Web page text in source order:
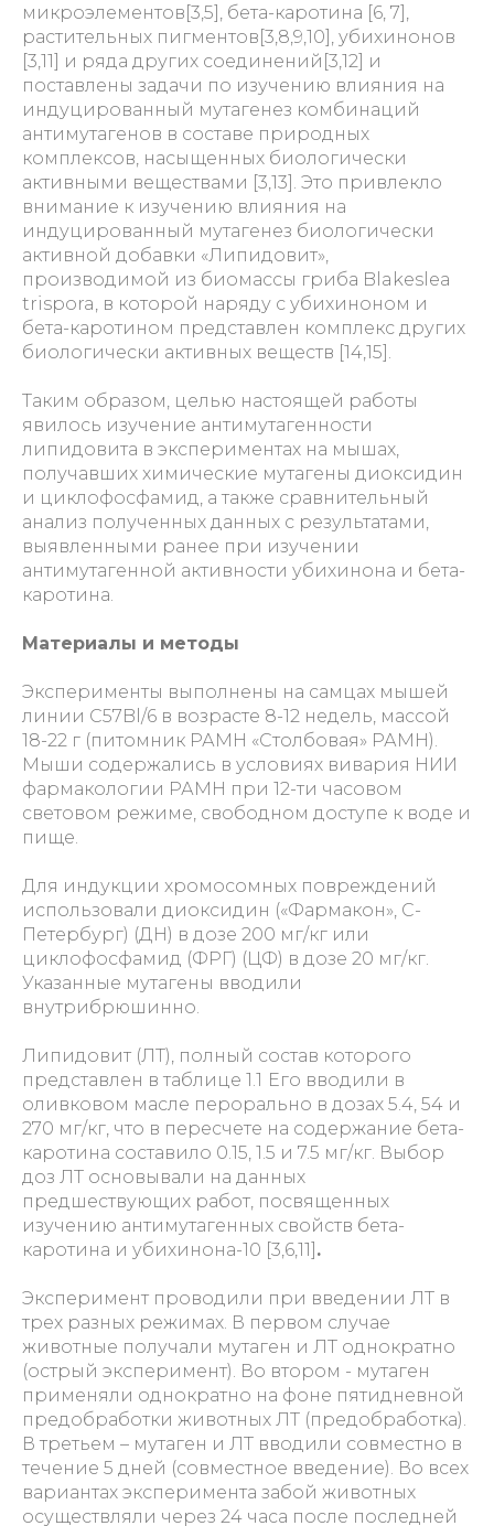
микроэлементов[3,5], бета-каротина [6, 7],
растительных пигментов[3,8,9,10], убихинонов
[3,11] и ряда других соединений[3,12] и
поставлены задачи по изучению влияния на
индуцированный мутагенез комбинаций
антимутагенов в составе природных
комплексов, насыщенных биологически
активными веществами [3,13]. Это привлекло
внимание к изучению влияния на
индуцированный мутагенез биологически
активной добавки «Липидовит»,
производимой из биомассы гриба Blakeslea
trispora, в которой наряду с убихиноном и
бета-каротином представлен комплекс других
биологически активных веществ [14,15].
Таким образом, целью настоящей работы
явилось изучение антимутагенности
липидовита в экспериментах на мышах,
получавших химические мутагены диоксидин
и циклофосфамид, а также сравнительный
анализ полученных данных с результатами,
выявленными ранее при изучении
антимутагенной активности убихинона и бета-
каротина.
Материалы и методы
Эксперименты выполнены на самцах мышей
линии С57Bl/6 в возрасте 8-12 недель, массой
18-22 г (питомник РАМН «Столбовая» РАМН).
Мыши содержались в условиях вивария НИИ
фармакологии РАМН при 12-ти часовом
световом режиме, свободном доступе к воде и
пище.
Для индукции хромосомных повреждений
использовали диоксидин («Фармакон», С-
Петербург) (ДН) в дозе 200 мг/кг или
циклофосфамид (ФРГ) (ЦФ) в дозе 20 мг/кг.
Указанные мутагены вводили
внутрибрюшинно.
Липидовит (ЛТ), полный состав которого
представлен в таблице 1.1 Его вводили в
оливковом масле перорально в дозах 5.4, 54 и
270 мг/кг, что в пересчете на содержание бета-
каротина составило 0.15, 1.5 и 7.5 мг/кг. Выбор
доз ЛТ основывали на данных
предшествующих работ, посвященных
изучению антимутагенных свойств бета-
каротина и убихинона-10 [3,6,11] .
Эксперимент проводили при введении ЛТ в
трех разных режимах. В первом случае
животные получали мутаген и ЛТ однократно
(острый эксперимент). Во втором - мутаген
применяли однократно на фоне пятидневной
предобработки животных ЛТ (предобработка).
В третьем – мутаген и ЛТ вводили совместно в
течение 5 дней (совместное введение). Во всех
вариантах эксперимента забой животных
осуществляли через 24 часа после последней